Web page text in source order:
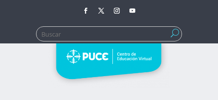
Buscar: